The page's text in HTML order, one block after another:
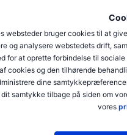
websteder bruger cookies til at
og analysere webstedets drift,
for at oprette forbindelse til
cookies og den tilhørende
dine
samtykke tilbage på siden om
vores